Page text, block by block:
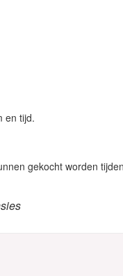
en tijd.
gekocht worden